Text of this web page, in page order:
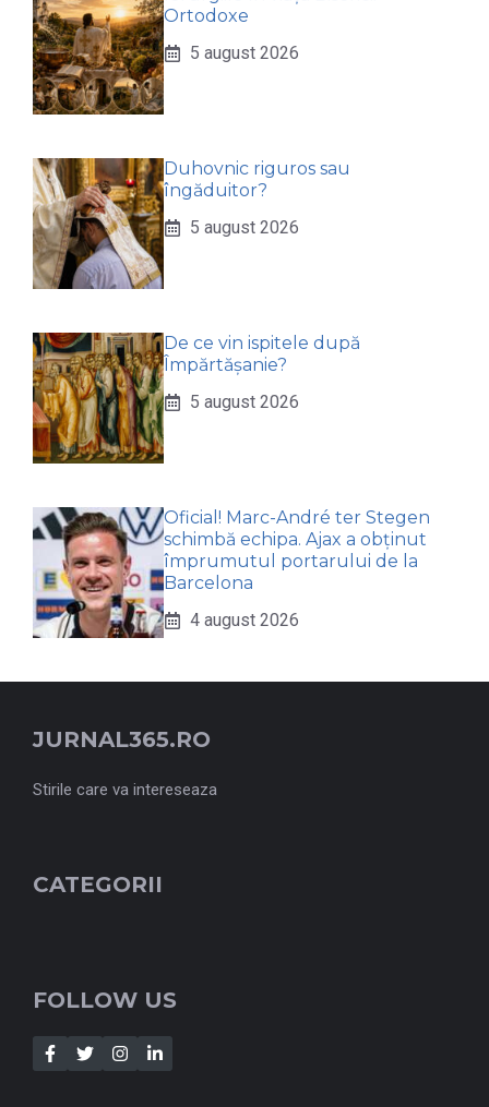
Ortodoxe
5 august 2026
Duhovnic riguros sau
îngăduitor?
5 august 2026
De ce vin ispitele după
Împărtășanie?
5 august 2026
Oficial! Marc-André ter Stegen
schimbă echipa. Ajax a obținut
împrumutul portarului de la
Barcelona
4 august 2026
JURNAL365.RO
Stirile care va intereseaza
CATEGORII
FOLLOW US